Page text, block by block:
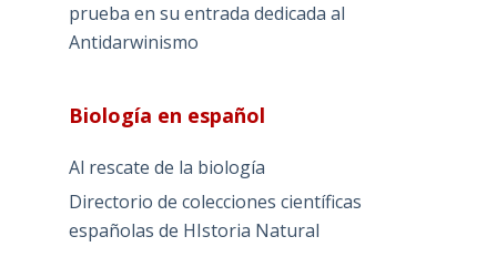
prueba en su entrada dedicada al
Antidarwinismo
Biología en español
Al rescate de la biología
Directorio de colecciones científicas
españolas de HIstoria Natural